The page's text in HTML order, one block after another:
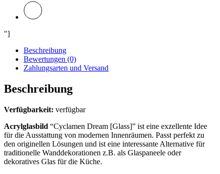
"]
Beschreibung
Bewertungen (0)
Zahlungsarten und Versand
Beschreibung
Verfügbarkeit: verfügbar
Acrylglasbild “Cyclamen Dream [Glass]” ist eine exzellente Idee
für die Ausstattung von modernen Innenräumen. Passt perfekt zu
den originellen Lösungen und ist eine interessante Alternative für
traditionelle Wanddekorationen z.B. als Glaspaneele oder
dekoratives Glas für die Küche.